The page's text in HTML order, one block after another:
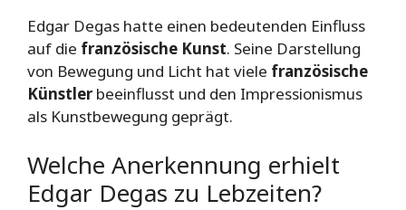
Edgar Degas hatte einen bedeutenden Einfluss
auf die französische Kunst. Seine Darstellung
von Bewegung und Licht hat viele französische
Künstlerbeeinflusst und den Impressionismus
als Kunstbewegung geprägt.
Welche Anerkennung erhielt
Edgar Degas zu Lebzeiten?